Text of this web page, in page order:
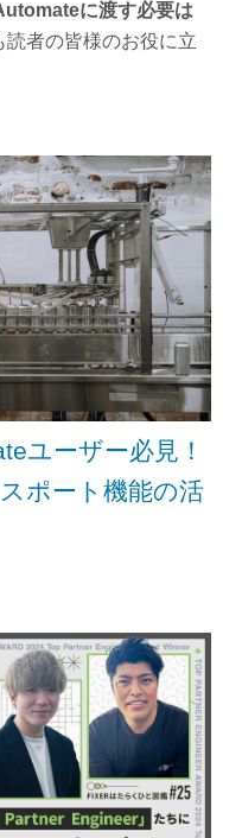
に渡す必要は
者の皆様のお役に立
ユーザー必見！
ポート機能の活